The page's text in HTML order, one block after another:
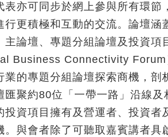
亦可同步於網上參與所有環節
更積極和互動的交流。論壇涵
論壇、專題分組論壇及投資項
Business Connectivity Forum
的專題分組論壇探索商機，剖
聚約80位「一帶一路」沿線及
資項目擁有及營運者、投資者
與會者除了可聽取嘉賓講者具